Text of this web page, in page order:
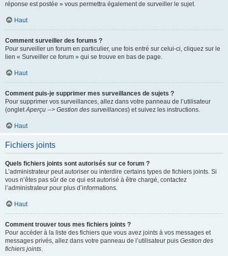
réponse est postée » vous permettra également de surveiller le sujet.
Haut
Comment surveiller des forums ?
Pour surveiller un forum en particulier, une fois entré sur celui-ci, cliquez sur le
lien « Surveiller ce forum » qui se trouve en bas de page.
Haut
Comment puis-je supprimer mes surveillances de sujets ?
Pour supprimer vos surveillances, allez dans votre panneau de l’utilisateur
(ongletAperçu --> Gestion des surveillances) et suivez les instructions.
Haut
Fichiers joints
Quels fichiers joints sont autorisés sur ce forum ?
L’administrateur peut autoriser ou interdire certains types de fichiers joints. Si
vous n’êtes pas sûr de ce qui est autorisé à être chargé, contactez
l’administrateur pour plus d’informations.
Haut
Comment trouver tous mes fichiers joints ?
Pour accéder à la liste des fichiers que vous avez joints à vos messages et
messages privés, allez dans votre panneau de l’utilisateur puis Gestion des
fichiers joints.